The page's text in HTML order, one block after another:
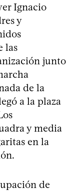
Ignacio
y
las
junto
de la
a la plaza
y media
en la
de